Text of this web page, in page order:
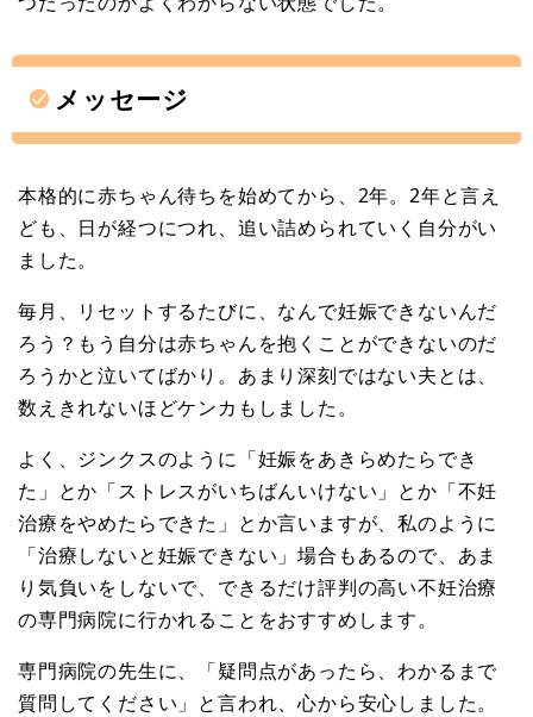
メッセージ
本格的に赤ちゃん待ちを始めてから、2年。2年と言え
ども、日が経つにつれ、追い詰められていく自分がい
ました。
毎月、リセットするたびに、なんで妊娠できないんだ
ろう？もう自分は赤ちゃんを抱くことができないのだ
ろうかと泣いてばかり。あまり深刻ではない夫とは、
数えきれないほどケンカもしました。
よく、ジンクスのように「妊娠をあきらめたらでき
た」とか「ストレスがいちばんいけない」とか「不妊
治療をやめたらできた」とか言いますが、私のように
「治療しないと妊娠できない」場合もあるので、あま
り気負いをしないで、できるだけ評判の高い不妊治療
の専門病院に行かれることをおすすめします。
専門病院の先生に、「疑問点があったら、わかるまで
質問してください」と言われ、心から安心しました。